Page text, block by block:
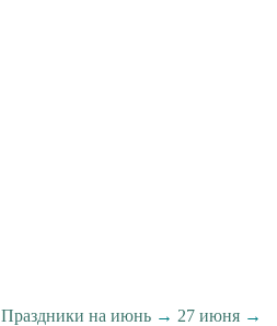
Праздники на июнь→ 27 июня→